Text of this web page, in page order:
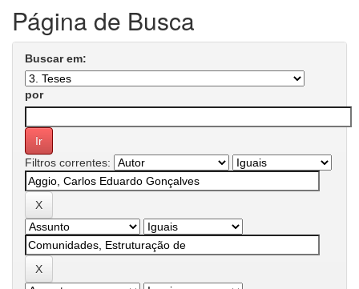
Página de Busca
Buscar em:
por
Filtros correntes: